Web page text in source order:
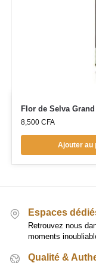
Flor de Selva
8,500 CFA
Ajouter au
Espaces
Retrouvez nous
moments
Qualité &